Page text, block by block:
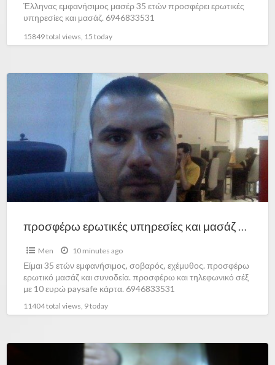
Έλληνας εμφανήσιμος μασέρ 35 ετών προσφέρει ερωτικές
υπηρεσίες και μασάζ. 6946833531
15849 total views, 15 today
προσφέρω ερωτικές υπηρεσίες και μασάζ 6946833531
Men 10 minutes ago
Είμαι 35 ετών εμφανήσιμος, σοβαρός, εχέμυθος. προσφέρω
ερωτικό μασάζ και συνοδεία. προσφέρω και τηλεφωνικό σέξ
με 10 ευρώ paysafe κάρτα. 6946833531
11404 total views, 9 today